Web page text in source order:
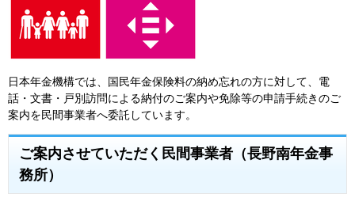
日本年金機構では、国民年金保険料の納め忘れの方に対して、電
話・文書・戸別訪問による納付のご案内や免除等の申請手続きのご
案内を民間事業者へ委託しています。
ご案内させていただく民間事業者（長野南年金事
務所）